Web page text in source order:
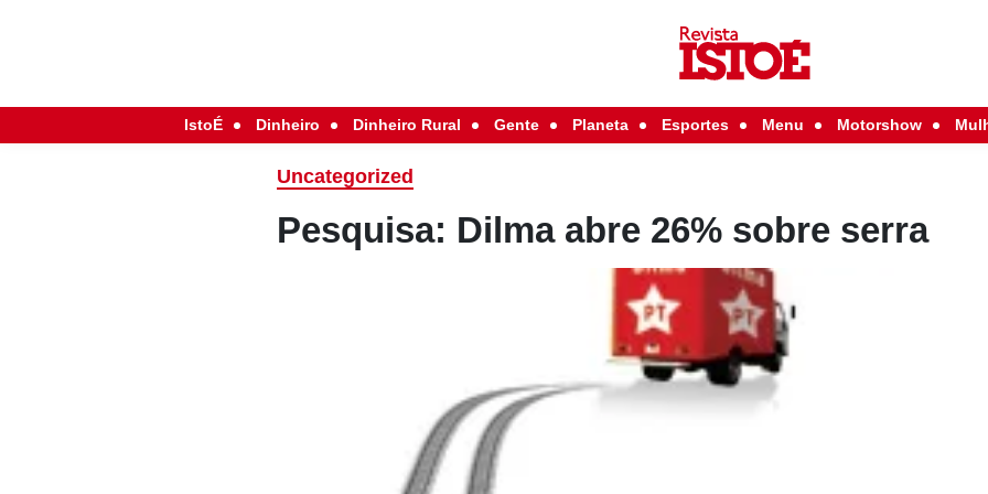
IstoÉ Dinheiro Dinheiro Rural Gente Planeta Esportes Menu Motorshow
Uncategorized
Pesquisa: Dilma abre 26% sobre serra